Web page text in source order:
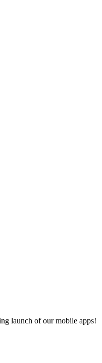
launch of our mobile apps!